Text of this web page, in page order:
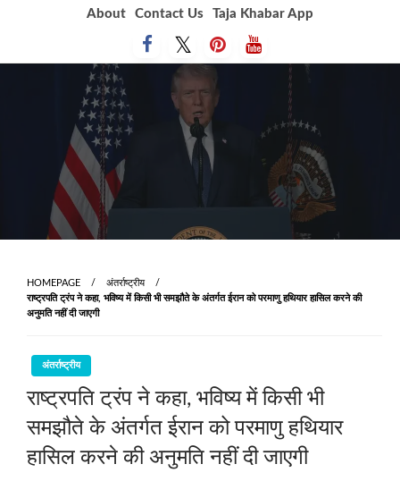
About Contact Us Taja Khabar App
HOMEPAGE
अंतर्राष्ट्रीय
राष्‍ट्रपति ट्रंप ने कहा, भविष्य में किसी भी समझौते के अंतर्गत ईरान को परमाणु हथियार हासिल करने की
अनुमति नहीं दी जाएगी
अंतर्राष्ट्रीय
राष्‍ट्रपति ट्रंप ने कहा, भविष्य में किसी भी
समझौते के अंतर्गत ईरान को परमाणु हथियार
हासिल करने की अनुमति नहीं दी जाएगी